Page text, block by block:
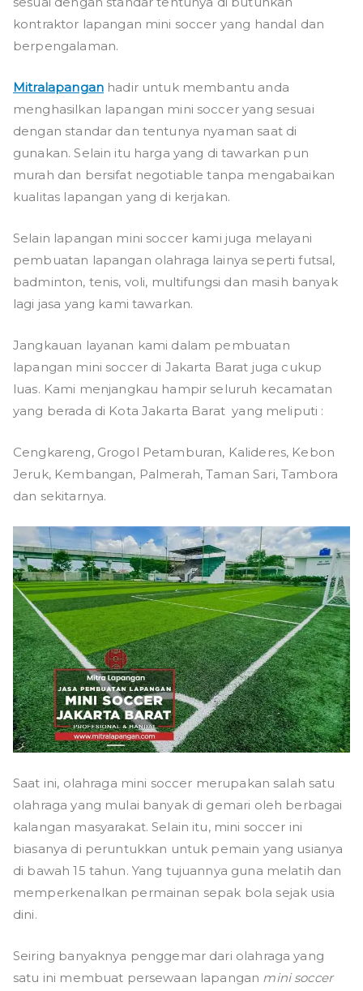
kontraktor lapangan mini soccer yang handal dan
berpengalaman.
Mitralapangan hadir untuk membantu anda
menghasilkan lapangan mini soccer yang sesuai
dengan standar dan tentunya nyaman saat di
gunakan. Selain itu harga yang di tawarkan pun
murah dan bersifat negotiable tanpa mengabaikan
kualitas lapangan yang di kerjakan.
Selain lapangan mini soccer kami juga melayani
pembuatan lapangan olahraga lainya seperti futsal,
badminton, tenis, voli, multifungsi dan masih banyak
lagi jasa yang kami tawarkan.
Jangkauan layanan kami dalam pembuatan
lapangan mini soccer di Jakarta Barat juga cukup
luas. Kami menjangkau hampir seluruh kecamatan
yang berada di Kota Jakarta Barat yang meliputi :
Cengkareng, Grogol Petamburan, Kalideres, Kebon
Jeruk, Kembangan, Palmerah, Taman Sari, Tambora
dan sekitarnya.
Saat ini, olahraga mini soccer merupakan salah satu
olahraga yang mulai banyak di gemari oleh berbagai
kalangan masyarakat. Selain itu, mini soccer ini
biasanya di peruntukkan untuk pemain yang usianya
di bawah 15 tahun. Yang tujuannya guna melatih dan
memperkenalkan permainan sepak bola sejak usia
dini.
Seiring banyaknya penggemar dari olahraga yang
satu ini membuat persewaan lapangan mini soccer